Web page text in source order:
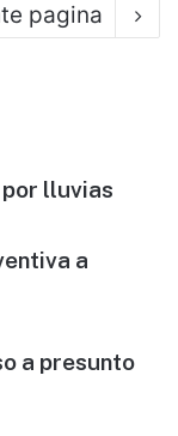
pagina
lluvias
a
a presunto